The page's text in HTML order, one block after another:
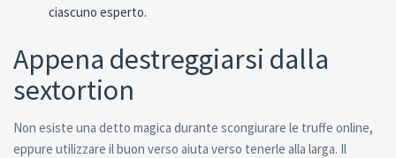
ciascuno esperto.
Appena destreggiarsi dalla
sextortion
Non esiste una detto magica durante scongiurare le truffe online,
eppure utilizzare il buon verso aiuta verso tenerle alla larga. Il